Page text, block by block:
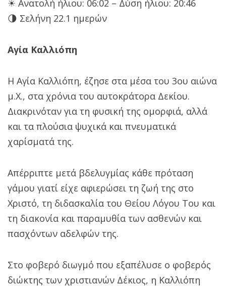
☀ Ανατολή ήλιου: 06:02 – Δύση ήλιου: 20:46
🌗 Σελήνη 22.1 ημερών
Αγία Καλλιόπη
Η Αγία Καλλιόπη, έζησε στα μέσα του 3ου αιώνα
μ.Χ., στα χρόνια του αυτοκράτορα Δεκίου.
Διακρινόταν για τη φυσική της ομορφιά, αλλά
και τα πλούσια ψυχικά και πνευματικά
χαρίσματά της.
Απέρριπτε μετά βδελυγμίας κάθε πρόταση
γάμου γιατί είχε αφιερώσει τη ζωή της στο
Χριστό, τη διδασκαλία του Θείου Λόγου Του και
τη διακονία και παραμυθία των ασθενών και
πασχόντων αδελφών της.
Στο φοβερό διωγμό που εξαπέλυσε ο φοβερός
διώκτης των χριστιανών Δέκιος, η Καλλιόπη